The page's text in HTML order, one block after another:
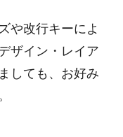
や改行キーによ
ザイン・レイア
しても、お好み